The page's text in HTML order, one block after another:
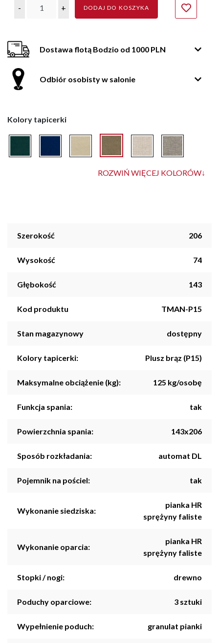
- + DODAJ DO KOSZYKA
Dostawa flotą Bodzio od 1000 PLN
Odbiór osobisty w salonie
Kolory tapicerki
ROZWIŃ WIĘCEJ KOLORÓW↓
Szerokość 206
Wysokość 74
Głębokość 143
Kod produktu TMAN-P15
Stan magazynowy dostępny
Kolory tapicerki: Plusz brąz (P15)
Maksymalne obciążenie (kg): 125 kg/osobę
Funkcja spania: tak
Powierzchnia spania: 143x206
Sposób rozkładania: automat DL
Pojemnik na pościel: tak
Wykonanie siedziska:
pianka HR
sprężyny faliste
Wykonanie oparcia:
pianka HR
sprężyny faliste
Stopki / nogi: drewno
Poduchy oparciowe: 3 sztuki
Wypełnienie poduch: granulat pianki